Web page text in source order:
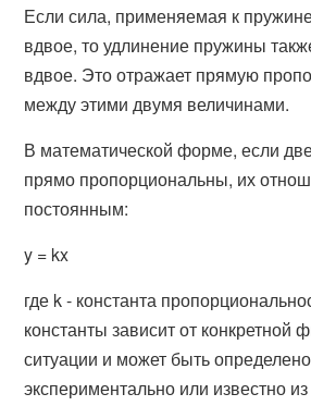
Если сила, применяемая к
вдвое, то удлинение пружины
вдвое. Это отражает прямую
между этими двумя величинами.
В математической форме, если
прямо пропорциональны, их
постоянным:
y = kx
где k - константа
константы зависит от конкретной
ситуации и может быть определено
экспериментально или известно